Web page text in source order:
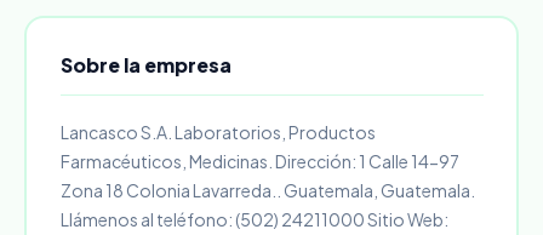
Sobre la empresa
Lancasco S.A. Laboratorios, Productos
Farmacéuticos, Medicinas. Dirección: 1 Calle 14-97
Zona 18 Colonia Lavarreda.. Guatemala, Guatemala.
Llámenos al teléfono: (502) 24211000 Sitio Web: